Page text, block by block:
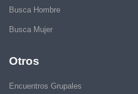
Busca Hombre
Busca Mujer
Otros
Encuentros Grupales